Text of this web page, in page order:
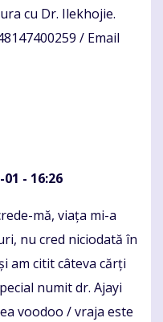
cu Dr. Ilekhojie.
/ Email
01 - 16:26
mă, viața mi-a
nu cred niciodată în
am citit câteva cărți
numit dr. Ajayi
voodoo / vraja este